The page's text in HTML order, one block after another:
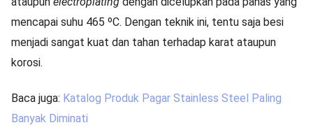
mencapai suhu 465 ºC. Dengan teknik ini, tentu saja besi
menjadi sangat kuat dan tahan terhadap karat ataupun
korosi.
Baca juga: Katalog Produk Pagar Stainless Steel Paling
Banyak Diminati